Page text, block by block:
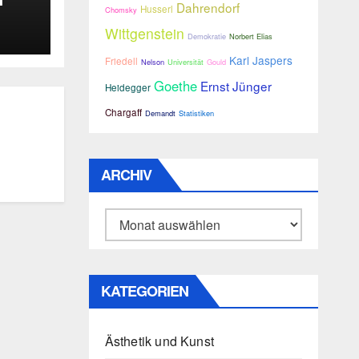
Chomsky Husserl Dahrendorf
Wittgenstein Demokratie Norbert Elias
Friedell Nelson Universität Gould Karl Jaspers
Heidegger Goethe Ernst Jünger
Chargaff Demandt Statistiken
ARCHIV
Archiv
KATEGORIEN
Ästhetik und Kunst